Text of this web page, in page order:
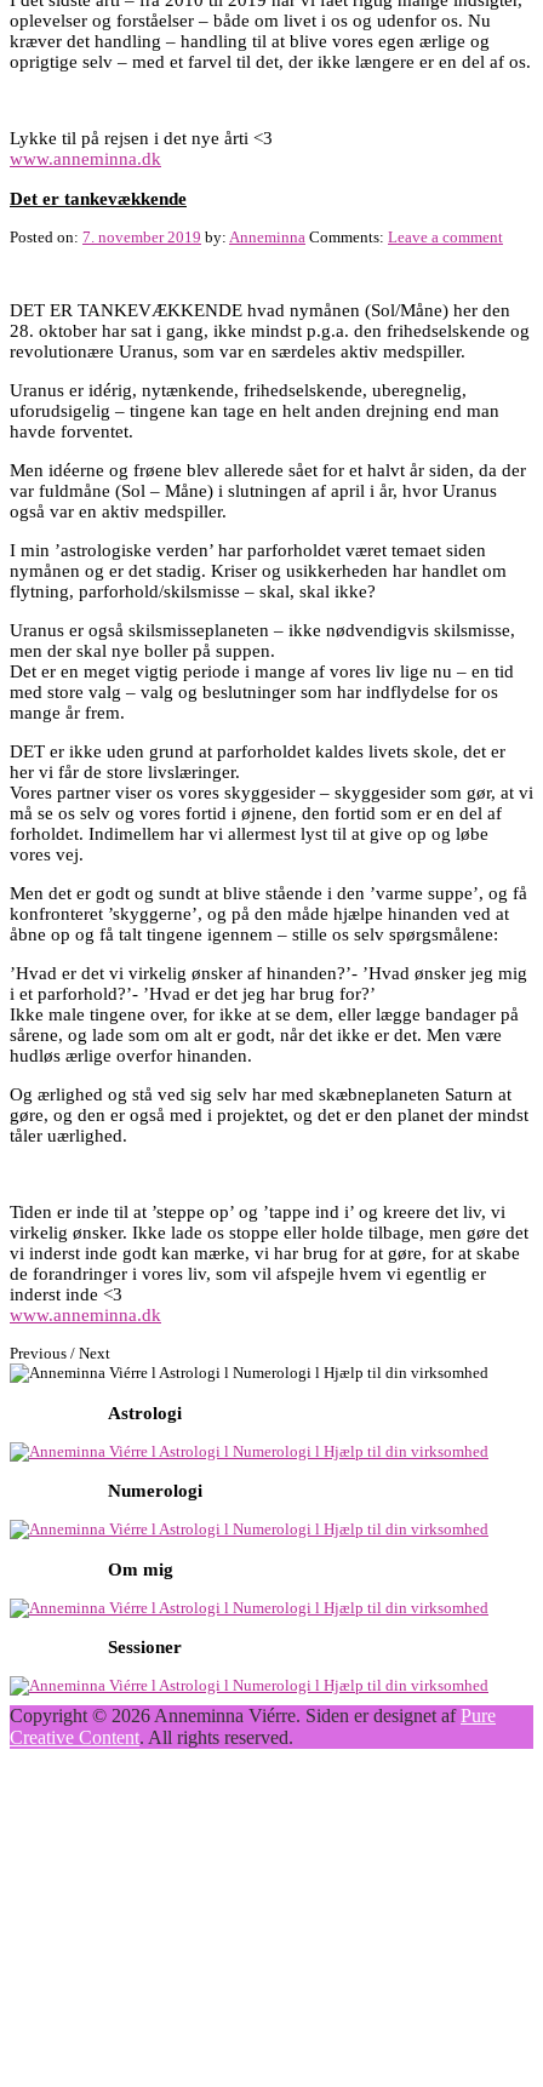
oplevelser og forståelser – både om livet i os og udenfor os. Nu
kræver det handling – handling til at blive vores egen ærlige og
oprigtige selv – med et farvel til det, der ikke længere er en del af os.
Lykke til på rejsen i det nye årti <3
www.anneminna.dk
Det er tankevækkende
Posted on: 7. november 2019 by: Anneminna Comments: Leave a comment
DET ER TANKEVÆKKENDE hvad nymånen (Sol/Måne) her den
28. oktober har sat i gang, ikke mindst p.g.a. den frihedselskende og
revolutionære Uranus, som var en særdeles aktiv medspiller.
Uranus er idérig, nytænkende, frihedselskende, uberegnelig,
uforudsigelig – tingene kan tage en helt anden drejning end man
havde forventet.
Men idéerne og frøene blev allerede sået for et halvt år siden, da der
var fuldmåne (Sol – Måne) i slutningen af april i år, hvor Uranus
også var en aktiv medspiller.
I min ’astrologiske verden’ har parforholdet været temaet siden
nymånen og er det stadig. Kriser og usikkerheden har handlet om
flytning, parforhold/skilsmisse – skal, skal ikke?
Uranus er også skilsmisseplaneten – ikke nødvendigvis skilsmisse,
men der skal nye boller på suppen.
Det er en meget vigtig periode i mange af vores liv lige nu – en tid
med store valg – valg og beslutninger som har indflydelse for os
mange år frem.
DET er ikke uden grund at parforholdet kaldes livets skole, det er
her vi får de store livslæringer.
Vores partner viser os vores skyggesider – skyggesider som gør, at vi
må se os selv og vores fortid i øjnene, den fortid som er en del af
forholdet. Indimellem har vi allermest lyst til at give op og løbe
vores vej.
Men det er godt og sundt at blive stående i den ’varme suppe’, og få
konfronteret ’skyggerne’, og på den måde hjælpe hinanden ved at
åbne op og få talt tingene igennem – stille os selv spørgsmålene:
’Hvad er det vi virkelig ønsker af hinanden?’- ’Hvad ønsker jeg mig
i et parforhold?’- ’Hvad er det jeg har brug for?’
Ikke male tingene over, for ikke at se dem, eller lægge bandager på
sårene, og lade som om alt er godt, når det ikke er det. Men være
hudløs ærlige overfor hinanden.
Og ærlighed og stå ved sig selv har med skæbneplaneten Saturn at
gøre, og den er også med i projektet, og det er den planet der mindst
tåler uærlighed.
Tiden er inde til at ’steppe op’ og ’tappe ind i’ og kreere det liv, vi
virkelig ønsker. Ikke lade os stoppe eller holde tilbage, men gøre det
vi inderst inde godt kan mærke, vi har brug for at gøre, for at skabe
de forandringer i vores liv, som vil afspejle hvem vi egentlig er
inderst inde <3
www.anneminna.dk
Posts
navigation
Previous / Next
Astrologi
Numerologi
Om mig
Sessioner
Copyright © 2026 Anneminna Viérre. Siden er designet afPure
Creative Content. All rights reserved.